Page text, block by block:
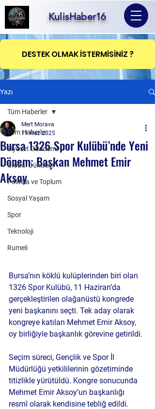
KulisHaber16
DESTEK OLMAK İSTERMİSİNİZ ?
Yazı
Tüm Haberler
Siyaset Gündemi
Global Gündem
Politika ve Toplum
Sosyal Yaşam
Spor
Teknoloji
Rumeli
Tüm Haberler
Bursa 1326 Spor Kulübü’nde Yeni
Dönem: Başkan Mehmet Emir
Aksoy
Mert Morava
11 Haz 2025
Bursa’nın köklü kulüplerinden biri olan
1326 Spor Kulübü, 11 Haziran’da
gerçekleştirilen olağanüstü kongrede
yeni başkanını seçti. Tek aday olarak
kongreye katılan Mehmet Emir Aksoy,
oy birliğiyle başkanlık görevine getirildi.
Seçim süreci, Gençlik ve Spor İl
Müdürlüğü yetkililerinin gözetiminde
titizlikle yürütüldü. Kongre sonucunda
Mehmet Emir Aksoy’un başkanlığı
resmî olarak kendisine tebliğ edildi.